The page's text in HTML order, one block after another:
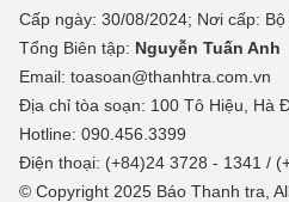
Cấp ngày: 30/08/2024; Nơi cấp:
Tổng Biên tập: Nguyễn Tuấn Anh
Email: toasoan@thanhtra.com.vn
Địa chỉ tòa soạn: 100 Tô Hiệu, Hà
Hotline: 090.456.3399
Điện thoại: (+84)24 3728 - 1341 /
© Copyright 2025 Báo Thanh tra,